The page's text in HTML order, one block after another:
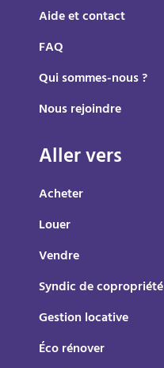
Aide et contact
FAQ
Qui sommes-nous ?
Nous rejoindre
Aller vers
Acheter
Louer
Vendre
Syndic de copropriété
Gestion locative
Éco rénover